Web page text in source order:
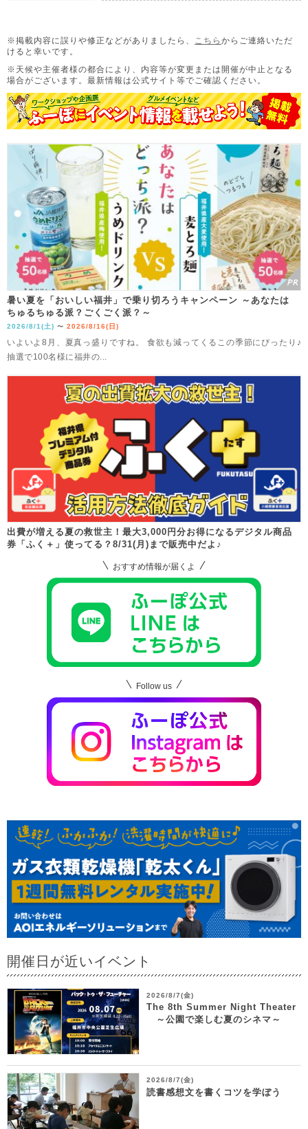
※掲載内容に誤りや修正などがありましたら、 こちら からご連絡いただ
けると幸いです。
※天候や主催者様の都合により、内容等が変更または開催が中止となる
場合がございます。 最新情報は公式サイト等でご確認ください。
暑い夏を「おいしい福井」で乗り切ろうキャンペーン ～あなたは
ちゅるちゅる派？ごくごく派？～
2026/8/1(土) 〜 2026/8/16(日)
いよいよ8月、夏真っ盛りですね。 食欲も減ってくるこの季節にぴったり♪
抽選で100名様に福井の...
出費が増える夏の救世主！最大3,000円分お得になるデジタル商品
券「ふく＋」使ってる？8/31(月)まで販売中だよ♪
おすすめ情報が届くよ
Follow us
開催日が近いイベント
2026/8/7(金)
The 8th Summer Night Theater
～公園で楽しむ夏のシネマ～
2026/8/7(金)
読書感想文を書くコツを学ぼう